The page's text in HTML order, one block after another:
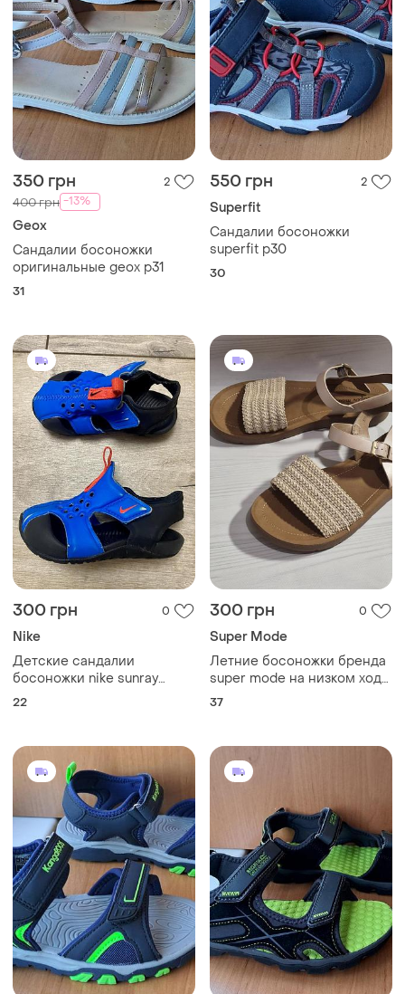
350 грн 2
400 грн -13%
Geox
Сандалии босоножки
оригинальные geox p31
31
550 грн 2
Superfit
Сандалии босоножки
superfit p30
30
300 грн 0
Nike
Детские сандалии
босоножки nike sunray
protect 2 оригинал размер
22
300 грн 0
Super Mode
Летние босоножки бренда
super mode на низком ходу
(плассий подошве).
37